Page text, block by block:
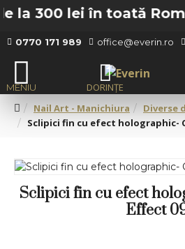
300 lei în toată
0770 171 989 office@everin.ro
Nail Art - Manichiura
Diverse
Sclipici fin cu efect holographic-
Sclipici fin cu efect
Effect